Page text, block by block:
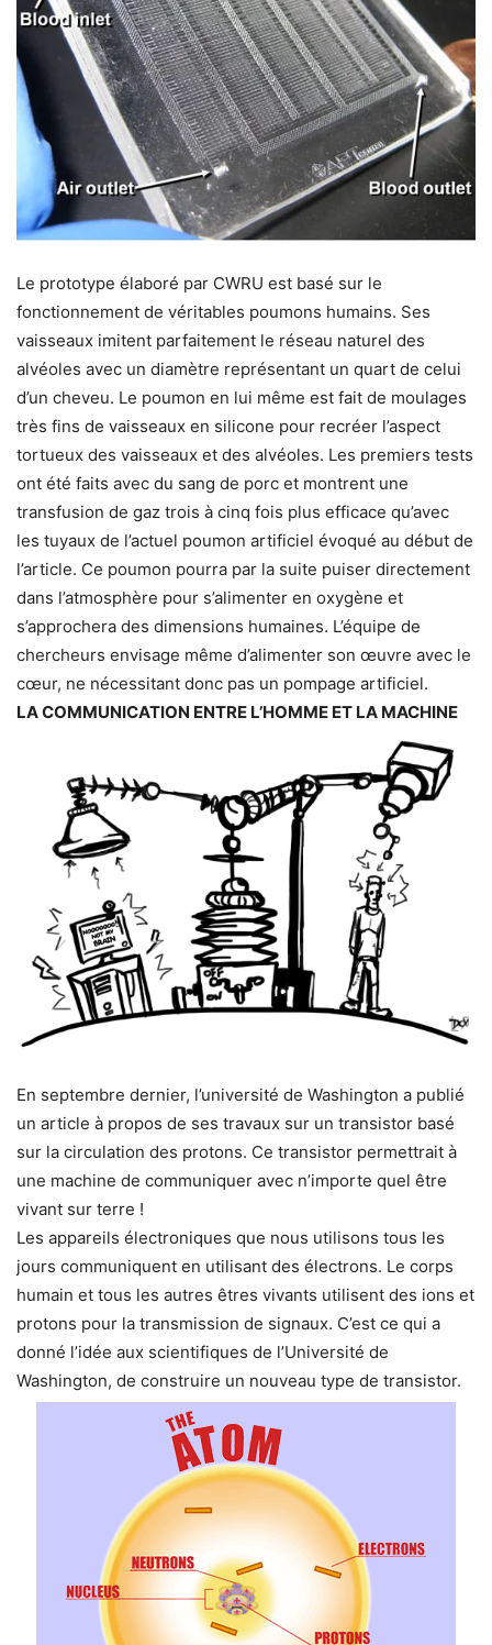
Le prototype élaboré par CWRU est basé sur le
fonctionnement de véritables poumons humains. Ses
vaisseaux imitent parfaitement le réseau naturel des
alvéoles avec un diamètre représentant un quart de celui
d’un cheveu. Le poumon en lui même est fait de moulages
très fins de vaisseaux en silicone pour recréer l’aspect
tortueux des vaisseaux et des alvéoles. Les premiers tests
ont été faits avec du sang de porc et montrent une
transfusion de gaz trois à cinq fois plus efficace qu’avec
les tuyaux de l’actuel poumon artificiel évoqué au début de
l’article. Ce poumon pourra par la suite puiser directement
dans l’atmosphère pour s’alimenter en oxygène et
s’approchera des dimensions humaines. L’équipe de
chercheurs envisage même d’alimenter son œuvre avec le
cœur, ne nécessitant donc pas un pompage artificiel.
LA COMMUNICATION ENTRE L’HOMME ET LA MACHINE
En septembre dernier, l’université de Washington a publié
un article à propos de ses travaux sur un transistor basé
sur la circulation des protons. Ce transistor permettrait à
une machine de communiquer avec n’importe quel être
vivant sur terre !
Les appareils électroniques que nous utilisons tous les
jours communiquent en utilisant des électrons. Le corps
humain et tous les autres êtres vivants utilisent des ions et
protons pour la transmission de signaux. C’est ce qui a
donné l’idée aux scientifiques de l’Université de
Washington, de construire un nouveau type de transistor.